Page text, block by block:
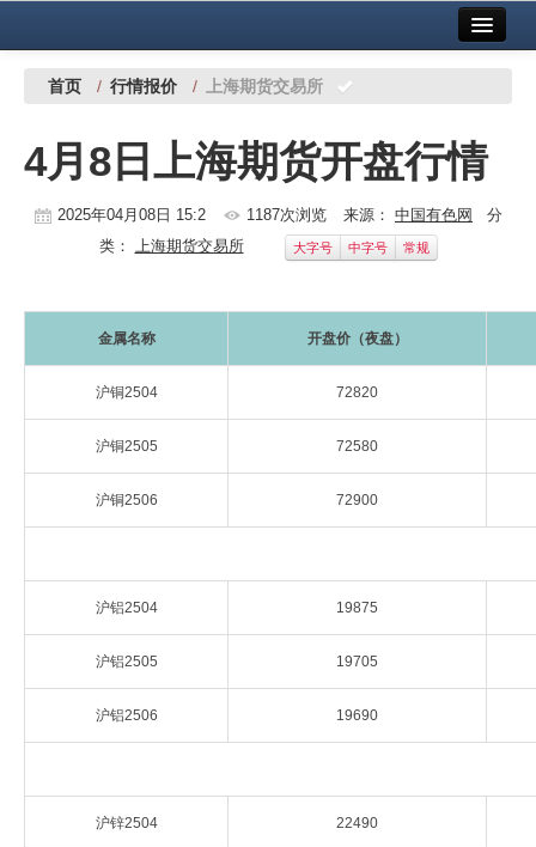
中国有色金属报社主办 广告服务
铜镍铅锌
铝
有色市场
科技
镁钛
《资源再生》杂志
行情报价
首页 / 行情报价 / 上海期货交易所
4月8日上海期货开盘行情
2025年04月08日 15:2 1187次浏览 来源： 中国有色网
分
类： 上海期货交易所 大字号 中字号 常规
金属名称 开盘价（夜盘）
沪铜2504 72820
沪铜2505 72580
沪铜2506 72900
沪铝2504 19875
沪铝2505 19705
沪铝2506 19690
沪锌2504 22490